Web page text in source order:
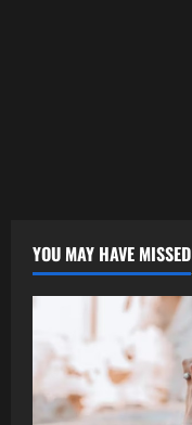
YOU MAY HAVE MISSED